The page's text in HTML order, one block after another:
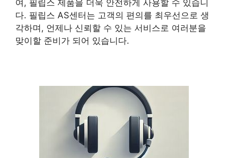
여, 필립스 제품을 더욱 안전하게 사용할 수 있습니
다. 필립스 AS센터는 고객의 편의를 최우선으로 생
각하며, 언제나 신뢰할 수 있는 서비스로 여러분을
맞이할 준비가 되어 있습니다.